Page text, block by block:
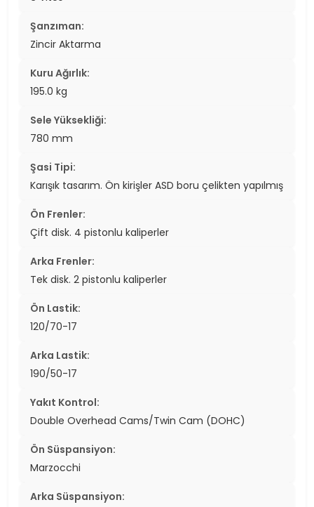
Şanzıman:
Zincir Aktarma
Kuru Ağırlık:
195.0 kg
Sele Yüksekliği:
780 mm
Şasi Tipi:
Karışık tasarım. Ön kirişler ASD boru çelikten yapılmış
Ön Frenler:
Çift disk. 4 pistonlu kaliperler
Arka Frenler:
Tek disk. 2 pistonlu kaliperler
Ön Lastik:
120/70-17
Arka Lastik:
190/50-17
Yakıt Kontrol:
Double Overhead Cams/Twin Cam (DOHC)
Ön Süspansiyon:
Marzocchi
Arka Süspansiyon: